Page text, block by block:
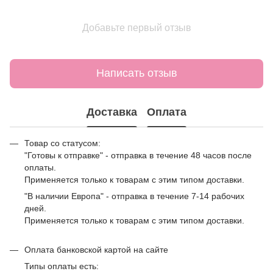
Добавьте первый отзыв
Написать отзыв
Доставка Оплата
Товар со статусом:
"Готовы к отправке" - отправка в течение 48 часов после
оплаты.
Применяется только к товарам с этим типом доставки.
"В наличии Европа" - отправка в течение 7-14 рабочих
дней.
Применяется только к товарам с этим типом доставки.
Оплата банковской картой на сайте
Типы оплаты есть: